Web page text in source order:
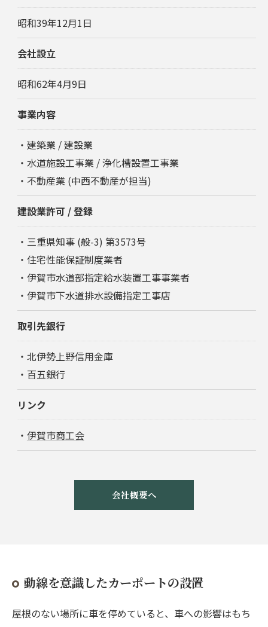
昭和39年12月1日
会社設立
昭和62年4月9日
事業内容
・建築業 / 建設業
・水道施設工事業 / 浄化槽設置工事業
・不動産業 (中西不動産が担当)
建設業許可 / 登録
・三重県知事 (般-3) 第3573号
・住宅性能保証制度業者
・伊賀市水道部指定給水装置工事事業者
・伊賀市下水道排水設備指定工事店
取引先銀行
・北伊勢上野信用金庫
・百五銀行
リンク
・ 伊賀市商工会
会社概要へ
動線を意識したカーポートの設置
屋根のない場所に車を停めていると、車への影響はもち